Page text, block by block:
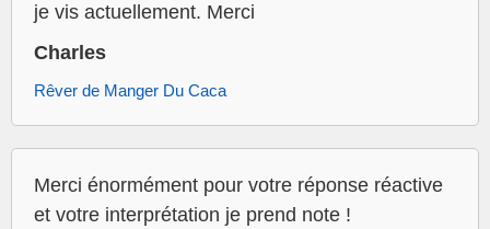
je vis actuellement. Merci
Charles
Rêver de Manger Du Caca
Merci énormément pour votre réponse réactive
et votre interprétation je prend note !